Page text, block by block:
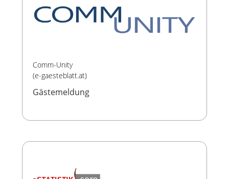
Comm-Unity
(e-gaesteblatt.at)
Gästemeldung